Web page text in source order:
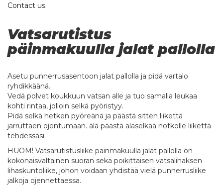
Contact us
Vatsarutistus
päinmakuulla jalat pallolla
Asetu punnerrusasentoon jalat pallolla ja pidä vartalo
ryhdikkäänä.
Vedä polvet koukkuun vatsan alle ja tuo samalla leukaa
kohti rintaa, jolloin selkä pyöristyy.
Pidä selkä hetken pyöreänä ja päästä sitten liikettä
jarruttaen ojentumaan. älä päästä alaselkää notkolle liikettä
tehdessäsi.
HUOM! Vatsarutistusliike päinmakuulla jalat pallolla on
kokonaisvaltainen suoran sekä poikittaisen vatsalihaksen
lihaskuntoliike, johon voidaan yhdistää vielä punnerrusliike
jalkoja ojennettaessa.